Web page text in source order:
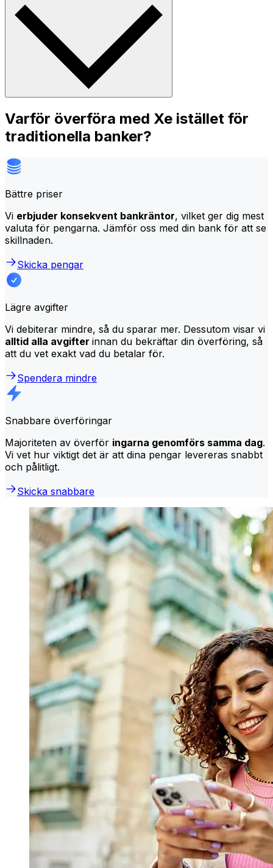
Varför överföra med Xe istället för
traditionella banker?
Bättre priser
Vi erbjuder konsekvent bankräntor, vilket ger dig mest
valuta för pengarna. Jämför oss med din bank för att se
skillnaden.
Skicka pengar
Lägre avgifter
Vi debiterar mindre, så du sparar mer. Dessutom visar vi
alltid alla avgifter innan du bekräftar din överföring, så
att du vet exakt vad du betalar för.
Spendera mindre
Snabbare överföringar
Majoriteten av överför ingarna genomförs samma dag.
Vi vet hur viktigt det är att dina pengar levereras snabbt
och pålitligt.
Skicka snabbare